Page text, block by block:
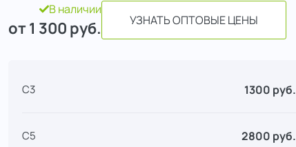
В наличии
от 1 300 руб. УЗНАТЬ ОПТОВЫЕ ЦЕНЫ
С3 1300 руб.
С5 2800 руб.